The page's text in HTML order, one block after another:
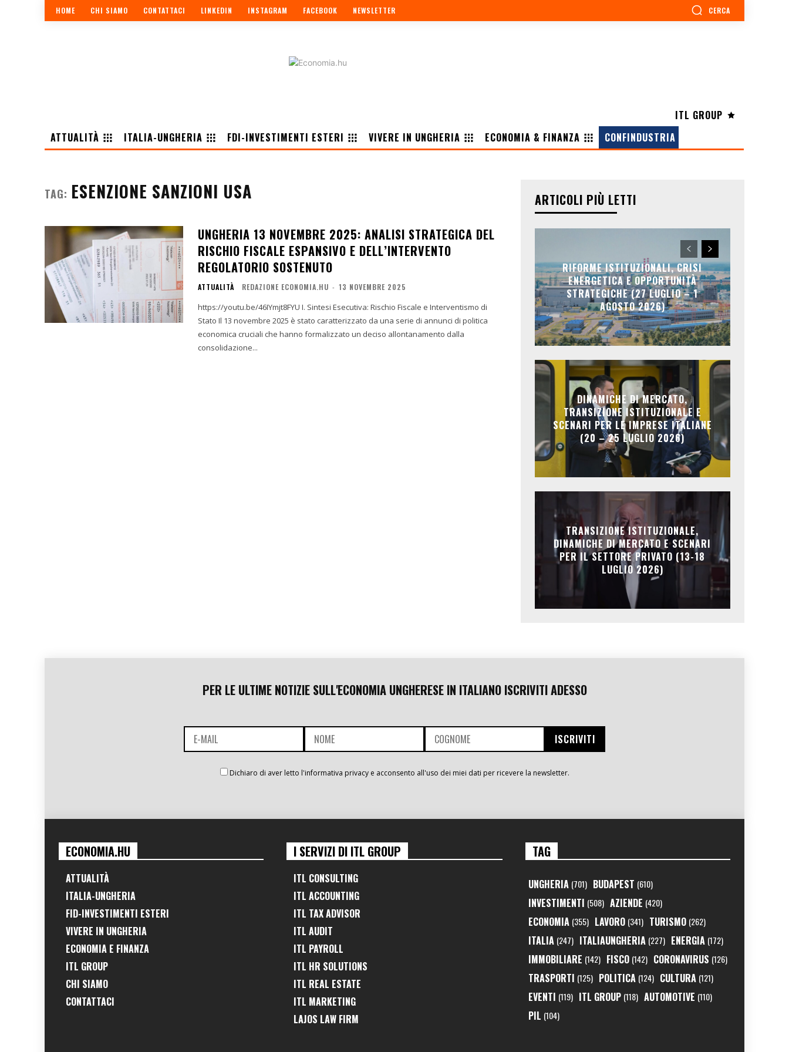
HOME CHI SIAMO CONTATTACI LINKEDIN INSTAGRAM FACEBOOK NEWSLETTER CERCA
ITL GROUP
ATTUALITÀ
ITALIA-UNGHERIA FDI-INVESTIMENTI ESTERI VIVERE IN UNGHERIA ECONOMIA & FINANZA CONFINDUSTRIA
TAG: ESENZIONE SANZIONI USA
UNGHERIA 13 NOVEMBRE 2025: ANALISI STRATEGICA DEL
RISCHIO FISCALE ESPANSIVO E DELL’INTERVENTO
REGOLATORIO SOSTENUTO
ATTUALITÀ REDAZIONE ECONOMIA.HU - 13 NOVEMBRE 2025
https://youtu.be/46IYmjt8FYU I. Sintesi Esecutiva: Rischio Fiscale e Interventismo di
Stato Il 13 novembre 2025 è stato caratterizzato da una serie di annunci di politica
economica cruciali che hanno formalizzato un deciso allontanamento dalla
consolidazione...
ARTICOLI PIÙ LETTI
RIFORME ISTITUZIONALI, CRISI
ENERGETICA E OPPORTUNITÀ
STRATEGICHE (27 LUGLIO – 1
AGOSTO 2026)
DINAMICHE DI MERCATO,
TRANSIZIONE ISTITUZIONALE E
SCENARI PER LE IMPRESE ITALIANE
(20 – 25 LUGLIO 2026)
TRANSIZIONE ISTITUZIONALE,
DINAMICHE DI MERCATO E SCENARI
PER IL SETTORE PRIVATO (13-18
LUGLIO 2026)
PER LE ULTIME NOTIZIE SULL'ECONOMIA UNGHERESE IN ITALIANO ISCRIVITI ADESSO
Dichiaro di aver letto l'informativa privacy e acconsento all'uso dei miei dati per ricevere la newsletter.
ECONOMIA.HU
ATTUALITÀ
ITALIA-UNGHERIA
FID-INVESTIMENTI ESTERI
VIVERE IN UNGHERIA
ECONOMIA E FINANZA
ITL GROUP
CHI SIAMO
CONTATTACI
I SERVIZI DI ITL GROUP
ITL CONSULTING
ITL ACCOUNTING
ITL TAX ADVISOR
ITL AUDIT
ITL PAYROLL
ITL HR SOLUTIONS
ITL REAL ESTATE
ITL MARKETING
LAJOS LAW FIRM
TAG
UNGHERIA (701) BUDAPEST (610)
INVESTIMENTI (508) AZIENDE (420)
ECONOMIA (355) LAVORO (341) TURISMO (262)
ITALIA (247) ITALIAUNGHERIA (227) ENERGIA (172)
IMMOBILIARE (142) FISCO (142) CORONAVIRUS (126)
TRASPORTI (125) POLITICA (124) CULTURA (121)
EVENTI (119) ITL GROUP (118) AUTOMOTIVE (110)
PIL (104)